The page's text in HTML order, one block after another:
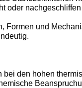
oder
Formen und
den hohen